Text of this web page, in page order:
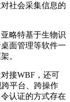
社会采集信息的
略特基于生物识
面管理等软件一
。
接WBF，还可
跨平台、跨操作
认证的方式存在